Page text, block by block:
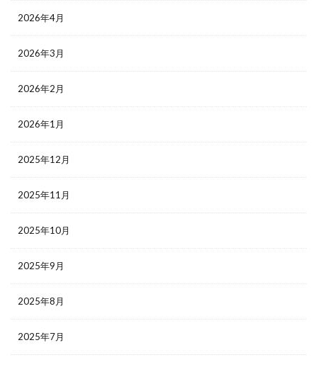
2026年4月
2026年3月
2026年2月
2026年1月
2025年12月
2025年11月
2025年10月
2025年9月
2025年8月
2025年7月